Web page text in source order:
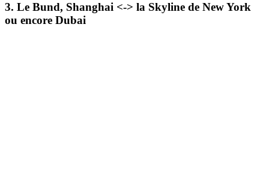
3. Le Bund, Shanghai <-> la Skyline de New York
ou encore Dubai